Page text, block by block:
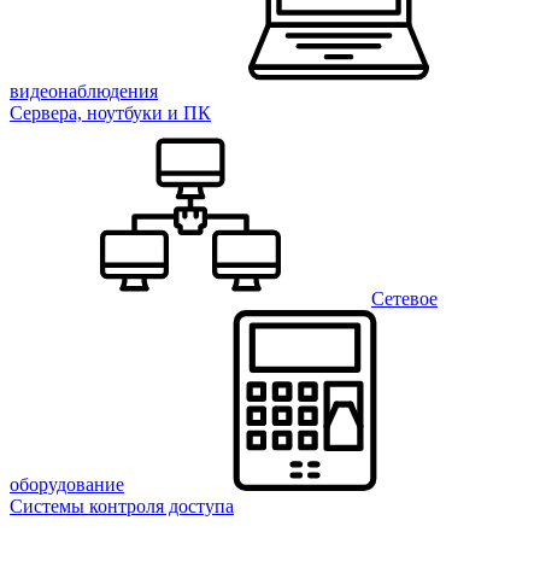
видеонаблюдения
Сервера, ноутбуки и ПК
Сетевое
оборудование
Системы контроля доступа